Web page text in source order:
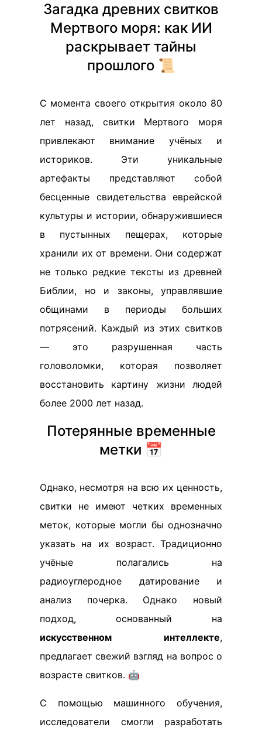
Загадка древних свитков
Мертвого моря: как ИИ
раскрывает тайны
прошлого 📜
С момента своего открытия около 80
лет назад, свитки Мертвого моря
привлекают внимание учёных и
историков. Эти уникальные
артефакты представляют собой
бесценные свидетельства еврейской
культуры и истории, обнаружившиеся
в пустынных пещерах, которые
хранили их от времени. Они содержат
не только редкие тексты из древней
Библии, но и законы, управлявшие
общинами в периоды больших
потрясений. Каждый из этих свитков
— это разрушенная часть
головоломки, которая позволяет
восстановить картину жизни людей
более 2000 лет назад.
Потерянные временные
метки 📅
Однако, несмотря на всю их ценность,
свитки не имеют четких временных
меток, которые могли бы однозначно
указать на их возраст. Традиционно
учёные полагались на
радиоуглеродное датирование и
анализ почерка. Однако новый
подход, основанный на
искусственном интеллекте,
предлагает свежий взгляд на вопрос о
возрасте свитков. 🤖
С помощью машинного обучения,
исследователи смогли разработать